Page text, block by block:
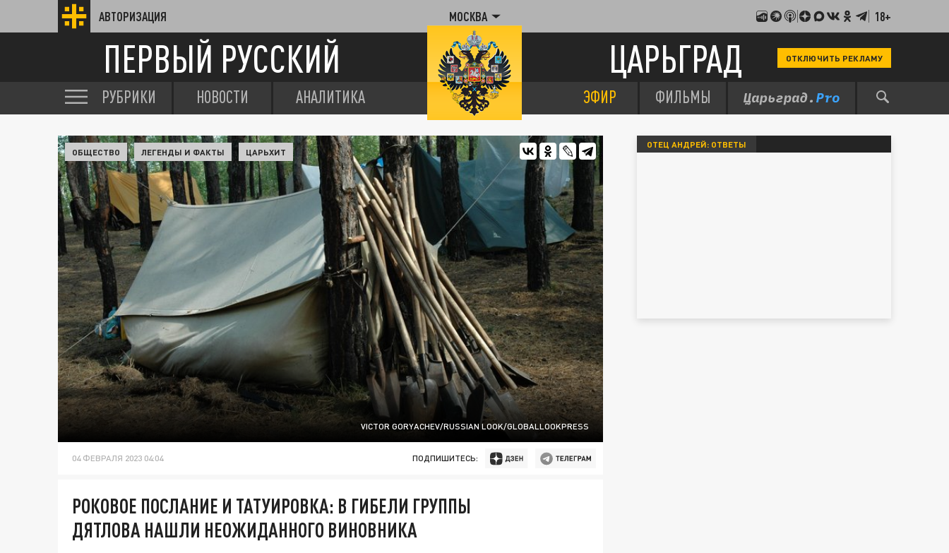
АВТОРИЗАЦИЯ МОСКВА 18+
ПЕРВЫЙ РУССКИЙ ЦАРЬГРАД ОТКЛЮЧИТЬ РЕКЛАМУ
РУБРИКИ НОВОСТИ АНАЛИТИКА ЭФИР ФИЛЬМЫ
VICTOR GORYACHEV/RUSSIAN LOOK/GLOBALLOOKPRESS
ОБЩЕСТВО ЛЕГЕНДЫ И ФАКТЫ ЦАРЬХИТ
04 ФЕВРАЛЯ 2023 04:04 ПОДПИШИТЕСЬ:
РОКОВОЕ ПОСЛАНИЕ И ТАТУИРОВКА: В ГИБЕЛИ ГРУППЫ
ДЯТЛОВА НАШЛИ НЕОЖИДАННОГО ВИНОВНИКА
ОТЕЦ АНДРЕЙ: ОТВЕТЫ